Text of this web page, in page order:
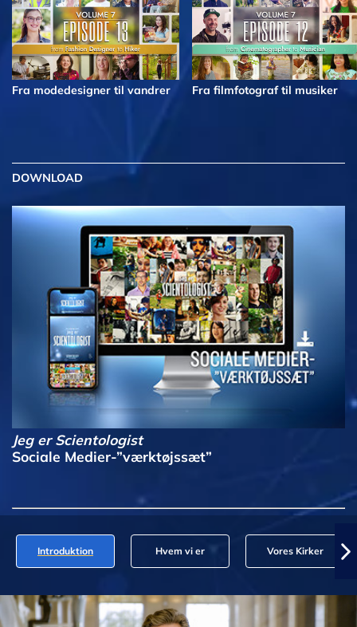
Fra modedesigner til vandrer Fra filmfotograf til musiker
DOWNLOAD
Jeg er Scientologist
Sociale Medier-”værktøjssæt”
Introduktion Hvem vi er Vores Kirker